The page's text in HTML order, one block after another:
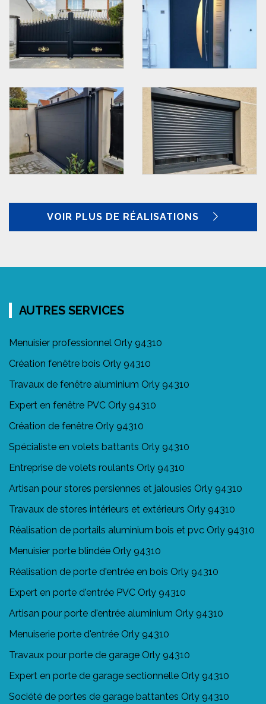
VOIR PLUS DE RÉALISATIONS
AUTRES SERVICES
Menuisier professionnel Orly 94310
Création fenêtre bois Orly 94310
Travaux de fenêtre aluminium Orly 94310
Expert en fenêtre PVC Orly 94310
Création de fenêtre Orly 94310
Spécialiste en volets battants Orly 94310
Entreprise de volets roulants Orly 94310
Artisan pour stores persiennes et jalousies Orly 94310
Travaux de stores intérieurs et extérieurs Orly 94310
Réalisation de portails aluminium bois et pvc Orly 94310
Menuisier porte blindée Orly 94310
Réalisation de porte d'entrée en bois Orly 94310
Expert en porte d'entrée PVC Orly 94310
Artisan pour porte d'entrée aluminium Orly 94310
Menuiserie porte d'entrée Orly 94310
Travaux pour porte de garage Orly 94310
Expert en porte de garage sectionnelle Orly 94310
Société de portes de garage battantes Orly 94310